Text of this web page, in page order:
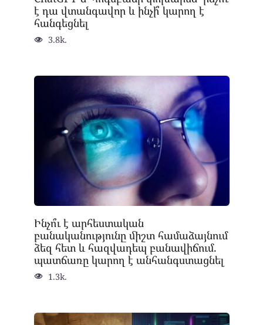
է դա վտանգավոր և ինչի՞ կարող է
հանգեցնել
3.8k.
Ինչո՞ւ է արհեստական
բանականությունը միշտ համաձայնում
ձեզ հետ և հազվադեպ բանավիճում.
պատճառը կարող է անհանգստացնել
1.3k.